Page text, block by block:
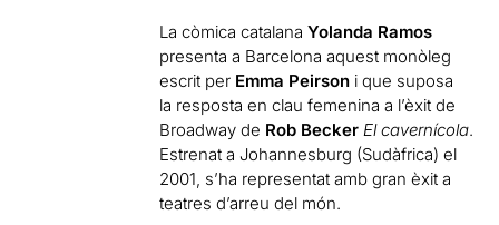
La còmica catalanaYolanda Ramos
presenta a Barcelona aquest monòleg
escrit per Emma Peirson i que suposa
la resposta en clau femenina a l’èxit de
Broadway de Rob Becker El cavernícola.
Estrenat a Johannesburg (Sudàfrica) el
2001, s’ha representat amb gran èxit a
teatres d’arreu del món.